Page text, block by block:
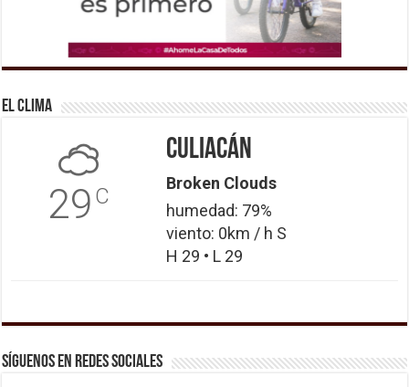
El Clima
29 C
Culiacán
Broken Clouds
humedad: 79%
viento: 0km / h S
H 29 • L 29
Síguenos en Redes Sociales